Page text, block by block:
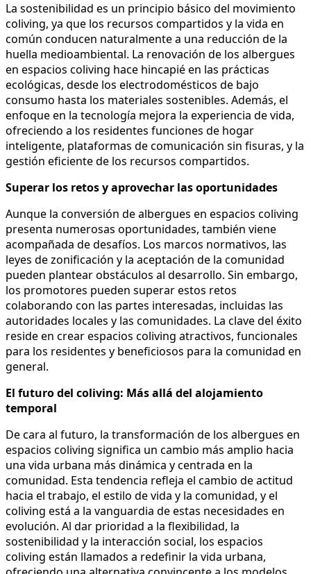
La sostenibilidad es un principio básico del movimiento
coliving, ya que los recursos compartidos y la vida en
común conducen naturalmente a una reducción de la
huella medioambiental. La renovación de los albergues
en espacios coliving hace hincapié en las prácticas
ecológicas, desde los electrodomésticos de bajo
consumo hasta los materiales sostenibles. Además, el
enfoque en la tecnología mejora la experiencia de vida,
ofreciendo a los residentes funciones de hogar
inteligente, plataformas de comunicación sin fisuras, y la
gestión eficiente de los recursos compartidos.
Superar los retos y aprovechar las oportunidades
Aunque la conversión de albergues en espacios coliving
presenta numerosas oportunidades, también viene
acompañada de desafíos. Los marcos normativos, las
leyes de zonificación y la aceptación de la comunidad
pueden plantear obstáculos al desarrollo. Sin embargo,
los promotores pueden superar estos retos
colaborando con las partes interesadas, incluidas las
autoridades locales y las comunidades. La clave del éxito
reside en crear espacios coliving atractivos, funcionales
para los residentes y beneficiosos para la comunidad en
general.
El futuro del coliving: Más allá del alojamiento
temporal
De cara al futuro, la transformación de los albergues en
espacios coliving significa un cambio más amplio hacia
una vida urbana más dinámica y centrada en la
comunidad. Esta tendencia refleja el cambio de actitud
hacia el trabajo, el estilo de vida y la comunidad, y el
coliving está a la vanguardia de estas necesidades en
evolución. Al dar prioridad a la flexibilidad, la
sostenibilidad y la interacción social, los espacios
coliving están llamados a redefinir la vida urbana,